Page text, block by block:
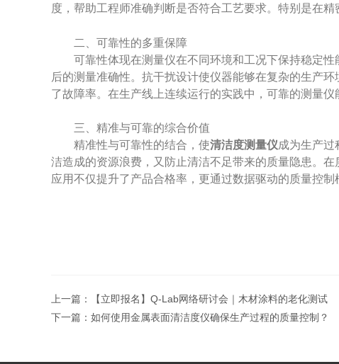
度，帮助工程师准确判断是否符合工艺要求。特别是在
二、可靠性的多重保障
可靠性体现在测量仪在不同环境和工况下保持稳定性
后的测量准确性。抗干扰设计使仪器能够在复杂的生产
了故障率。在生产线上连续运行的实践中，可靠的测量
三、精准与可靠的综合价值
精准性与可靠性的结合，使清洁度测量仪成为生产
洁造成的资源浪费，又防止清洁不足带来的质量隐患。
应用不仅提升了产品合格率，更通过数据驱动的质量控
上一篇：
【立即报名】Q-Lab网络研讨会｜木材涂料的老化测试
下一篇： 如何使用金属表面清洁度仪确保生产过程的质量控制？